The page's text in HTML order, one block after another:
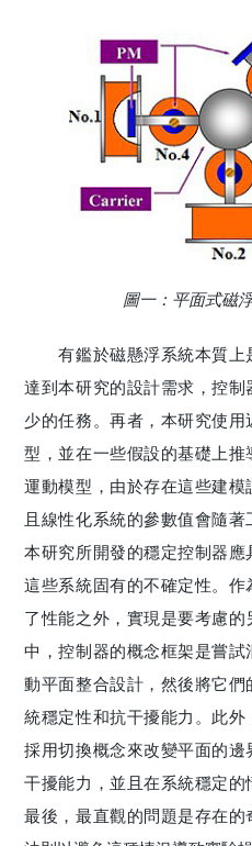
圖一：平面式磁
有鑑於磁懸浮系統本質上
達到本研究的設計需求，控
少的任務。再者，本研究使
型，並在一些假設的基礎上
運動模型，由於存在這些建
且線性化系統的參數值會隨
本研究所開發的穩定控制器
這些系統固有的不確定性。
了性能之外，實現是要考慮
中，控制器的概念框架是嘗
動平面整合設計，然後將它
統穩定性和抗干擾能力。此
採用切換概念來改變平面的
干擾能力，並且在系統穩定的
最後，最直觀的問題是存在